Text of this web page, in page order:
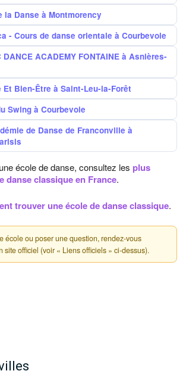
la Danse à Montmorency
- Cours de danse orientale à Courbevoie
ACADEMY FONTAINE à Asnières-
Bien-Être à Saint-Leu-la-Forêt
Swing à Courbevoie
de Danse de Franconville à
école de danse, consultez les plus
danse classique en France.
trouver une école de danse classique.
école ou poser une question, rendez-vous
site officiel (voir « Liens officiels » ci-dessus).